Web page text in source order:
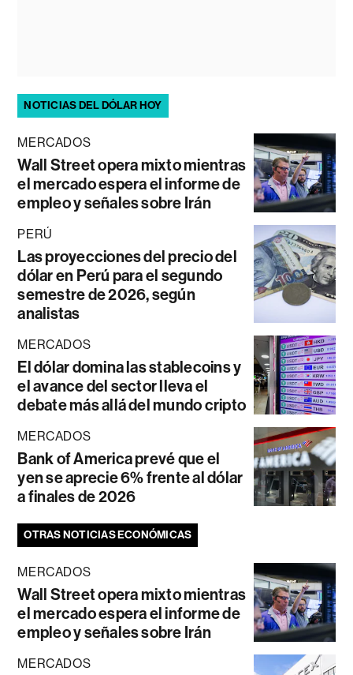
NOTICIAS DEL DÓLAR HOY
MERCADOS
Wall Street opera mixto mientras
el mercado espera el informe de
empleo y señales sobre Irán
PERÚ
Las proyecciones del precio del
dólar en Perú para el segundo
semestre de 2026, según
analistas
MERCADOS
El dólar domina las stablecoins y
el avance del sector lleva el
debate más allá del mundo cripto
MERCADOS
Bank of America prevé que el
yen se aprecie 6% frente al dólar
a finales de 2026
OTRAS NOTICIAS ECONÓMICAS
MERCADOS
Wall Street opera mixto mientras
el mercado espera el informe de
empleo y señales sobre Irán
MERCADOS